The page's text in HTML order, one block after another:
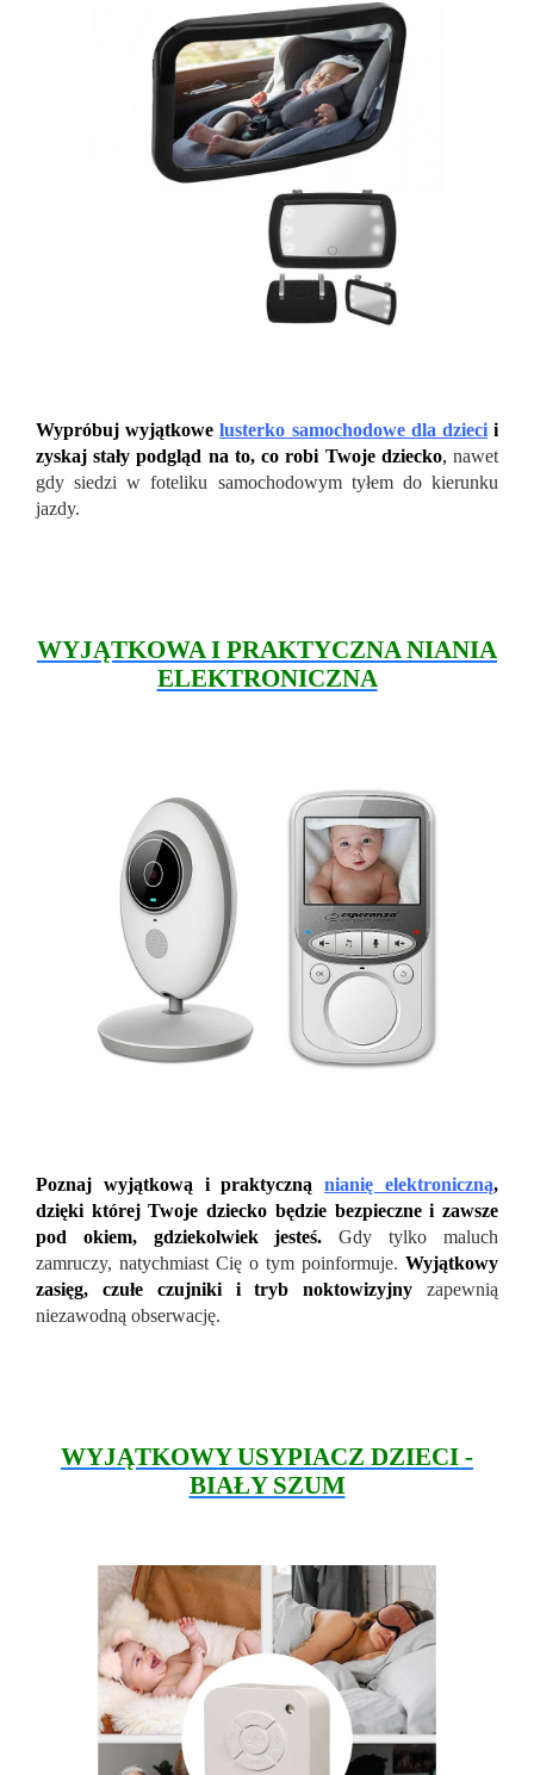
Wypróbuj wyjątkowe lusterko samochodowe dla dzieci i
zyskaj stały podgląd na to, co robi Twoje dziecko, nawet
gdy siedzi w foteliku samochodowym tyłem do kierunku
jazdy.
WYJĄTKOWA I PRAKTYCZNA NIANIA
ELEKTRONICZNA
Poznaj wyjątkową i praktyczną nianię elektroniczną,
dzięki której Twoje dziecko będzie bezpieczne i zawsze
pod okiem, gdziekolwiek jesteś. Gdy tylko maluch
zamruczy, natychmiast Cię o tym poinformuje. Wyjątkowy
zasięg, czułe czujniki i tryb noktowizyjny zapewnią
niezawodną obserwację.
WYJĄTKOWY USYPIACZ DZIECI -
BIAŁY SZUM